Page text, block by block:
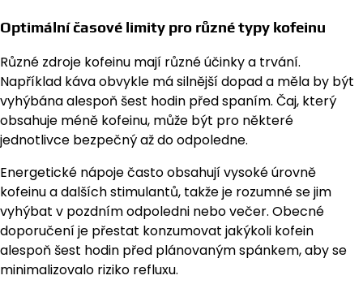
Optimální časové limity pro různé typy kofeinu
Různé zdroje kofeinu mají různé účinky a trvání.
Například káva obvykle má silnější dopad a měla by být
vyhýbána alespoň šest hodin před spaním. Čaj, který
obsahuje méně kofeinu, může být pro některé
jednotlivce bezpečný až do odpoledne.
Energetické nápoje často obsahují vysoké úrovně
kofeinu a dalších stimulantů, takže je rozumné se jim
vyhýbat v pozdním odpoledni nebo večer. Obecné
doporučení je přestat konzumovat jakýkoli kofein
alespoň šest hodin před plánovaným spánkem, aby se
minimalizovalo riziko refluxu.